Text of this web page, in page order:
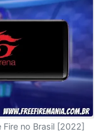
no Brasil [2022]